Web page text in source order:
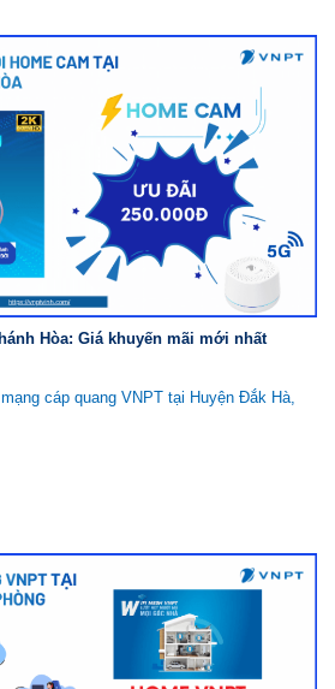
Hòa: Giá khuyến mãi mới nhất
cáp quang VNPT tại Huyện Đắk Hà,